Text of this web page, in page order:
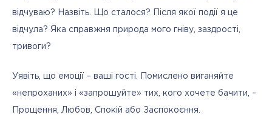
відчуваю? Назвіть. Що сталося? Після якої події я це
відчула? Яка справжня природа мого гніву, заздрості,
тривоги?
Уявіть, що емоції – ваші гості. Помислено виганяйте
«непроханих» і «запрошуйте» тих, кого хочете бачити, –
Прощення, Любов, Спокій або Заспокоєння.